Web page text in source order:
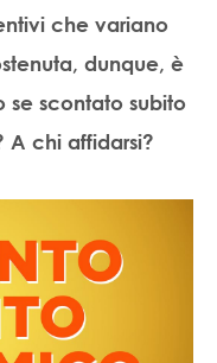
che variano
dunque, è
se scontato subito
A chi affidarsi?